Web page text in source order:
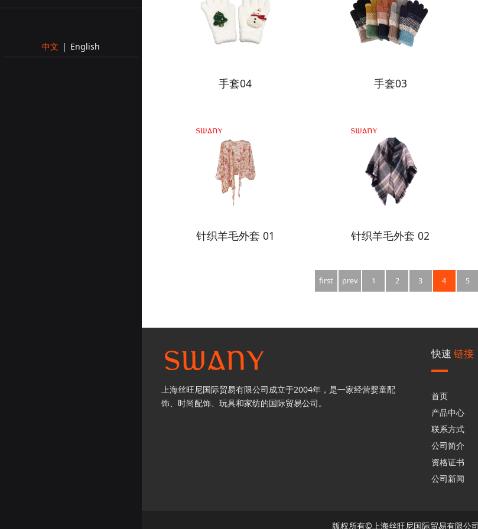
中文 | English
手套04 手套03
针织羊毛外套 01 针织羊毛外套 02
first prev 1 2 3 4 5
上海丝旺尼国际贸易有限公司成立于2004年，是一家经营婴童配
饰、时尚配饰、玩具和家纺的国际贸易公司。
快速 链接
首页
产品中心
联系方式
公司简介
资格证书
公司新闻
版权所有©上海丝旺尼国际贸易有限公